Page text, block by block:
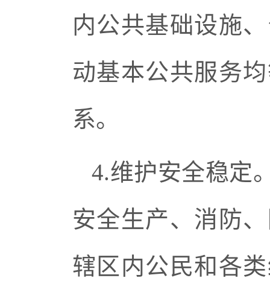
内公共基础设施
动基本公共服务
系。
4.维护安全稳定
安全生产、消防
辖区内公民和各